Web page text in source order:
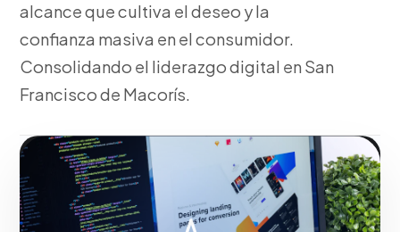
alcance que cultiva el deseo y la
confianza masiva en el consumidor.
Consolidando el liderazgo digital en San
Francisco de Macorís.
Fase 2:Despliegue operativo y tácticas de tracción.
Maximizando el retorno de inversión en San
Francisco de Macorís.